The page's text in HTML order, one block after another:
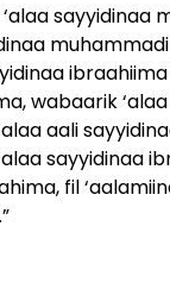
sayyidinaa
wabaarik
aali
sayyidinaa
fil